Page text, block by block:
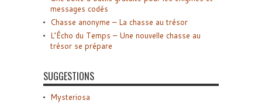
messages codés
Chasse anonyme – La chasse au trésor
L’Écho du Temps – Une nouvelle chasse au
trésor se prépare
SUGGESTIONS
Mysteriosa